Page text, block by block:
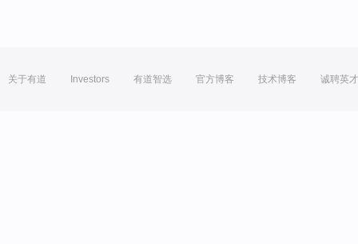
关于有道 Investors 有道智选 官方博客 技术博客 诚聘英才